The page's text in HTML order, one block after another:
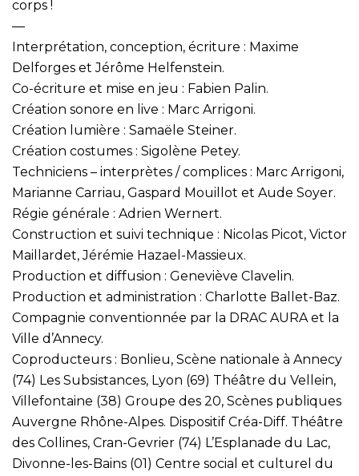
corps !
—
Interprétation, conception, écriture : Maxime
Delforges et Jérôme Helfenstein.
Co-écriture et mise en jeu : Fabien Palin.
Création sonore en live : Marc Arrigoni.
Création lumière : Samaële Steiner.
Création costumes : Sigolène Petey.
Techniciens – interprètes / complices : Marc Arrigoni,
Marianne Carriau, Gaspard Mouillot et Aude Soyer.
Régie générale : Adrien Wernert.
Construction et suivi technique : Nicolas Picot, Victor
Maillardet, Jérémie Hazael-Massieux.
Production et diffusion : Geneviève Clavelin.
Production et administration : Charlotte Ballet-Baz.
Compagnie conventionnée par la DRAC AURA et la
Ville d’Annecy.
Coproducteurs : Bonlieu, Scène nationale à Annecy
(74) Les Subsistances, Lyon (69) Théâtre du Vellein,
Villefontaine (38) Groupe des 20, Scènes publiques
Auvergne Rhône-Alpes. Dispositif Créa-Diff. Théâtre
des Collines, Cran-Gevrier (74) L’Esplanade du Lac,
Divonne-les-Bains (01) Centre social et culturel du